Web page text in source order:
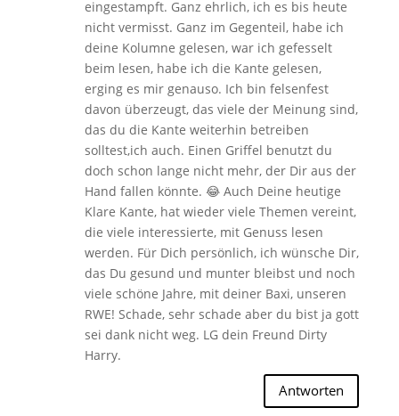
eingestampft. Ganz ehrlich, ich es bis heute
nicht vermisst. Ganz im Gegenteil, habe ich
deine Kolumne gelesen, war ich gefesselt
beim lesen, habe ich die Kante gelesen,
erging es mir genauso. Ich bin felsenfest
davon überzeugt, das viele der Meinung sind,
das du die Kante weiterhin betreiben
solltest,ich auch. Einen Griffel benutzt du
doch schon lange nicht mehr, der Dir aus der
Hand fallen könnte. 😂 Auch Deine heutige
Klare Kante, hat wieder viele Themen vereint,
die viele interessierte, mit Genuss lesen
werden. Für Dich persönlich, ich wünsche Dir,
das Du gesund und munter bleibst und noch
viele schöne Jahre, mit deiner Baxi, unseren
RWE! Schade, sehr schade aber du bist ja gott
sei dank nicht weg. LG dein Freund Dirty
Harry.
Antworten